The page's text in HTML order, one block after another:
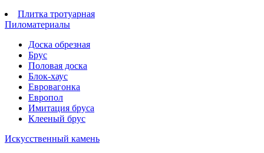
Плитка тротуарная
Пиломатериалы
Доска обрезная
Брус
Половая доска
Блок-хаус
Евровагонка
Европол
Имитация бруса
Клееный брус
Искусственный камень